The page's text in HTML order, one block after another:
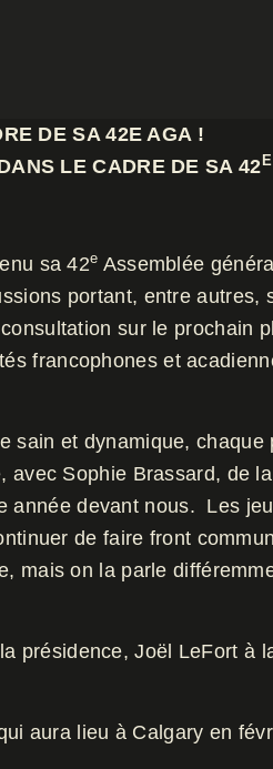
DE SA 42E AGA !
LE CADRE DE SA 42 E
sa 42e Assemblée
portant, entre autres,
sur le prochain
francophones et
sain et dynamique,
Sophie Brassard, de
devant nous. Les
de faire front
mais on la parle
présidence, Joël LeFort à
aura lieu à Calgary en